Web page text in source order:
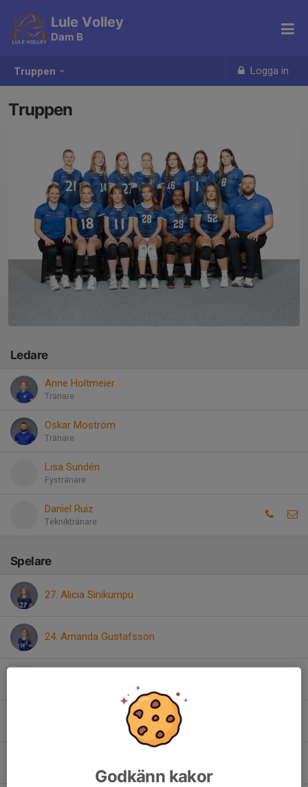
Truppen Logga in
Lule Volley
Dam B
Truppen
Ledare
Anne Holtmeier
Tränare
Oskar Moström
Tränare
Lisa Sundén
Fystränare
Daniel Ruiz
Tekniktränare
Spelare
27. Alicia Sinikumpu
24. Amanda Gustafsson
Clara Oliveira Öman
Godkänn kakor